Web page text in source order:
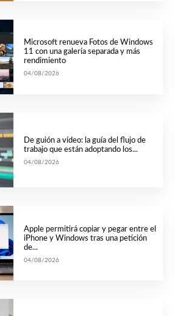
Microsoft renueva Fotos de Windows
11 con una galería separada y más
rendimiento
04/08/2026
De guión a vídeo: la guía del flujo de
trabajo que están adoptando los...
04/08/2026
Apple permitirá copiar y pegar entre el
iPhone y Windows tras una petición
de...
04/08/2026